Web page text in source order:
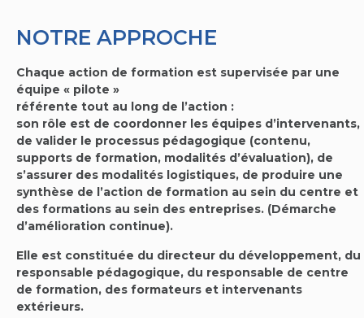
NOTRE APPROCHE
Chaque action de formation est supervisée par une
équipe « pilote »
référente tout au long de l’action :
son rôle est de coordonner les équipes d’intervenants,
de valider le processus pédagogique (contenu,
supports de formation, modalités d’évaluation), de
s’assurer des modalités logistiques, de produire une
synthèse de l’action de formation au sein du centre et
des formations au sein des entreprises. (Démarche
d’amélioration continue).
Elle est constituée du directeur du développement, du
responsable pédagogique, du responsable de centre
de formation, des formateurs et intervenants
extérieurs.